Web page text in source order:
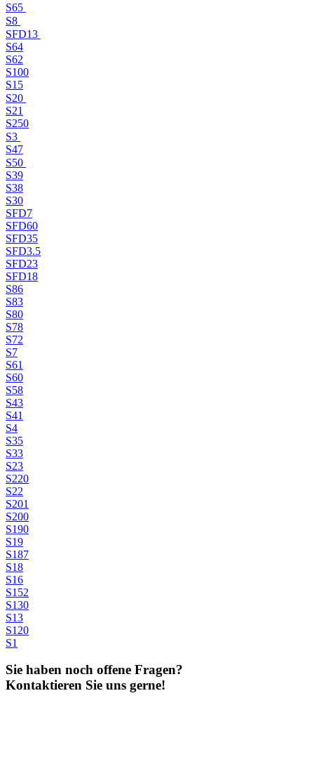
S65
S8
SFD13
S64
S62
S100
S15
S20
S21
S250
S3
S47
S50
S39
S38
S30
SFD7
SFD60
SFD35
SFD3.5
SFD23
SFD18
S86
S83
S80
S78
S72
S7
S61
S60
S58
S43
S41
S4
S35
S33
S23
S220
S22
S201
S200
S190
S19
S187
S18
S16
S152
S130
S13
S120
S1
Sie haben noch offene Fragen?
Kontaktieren Sie uns gerne!